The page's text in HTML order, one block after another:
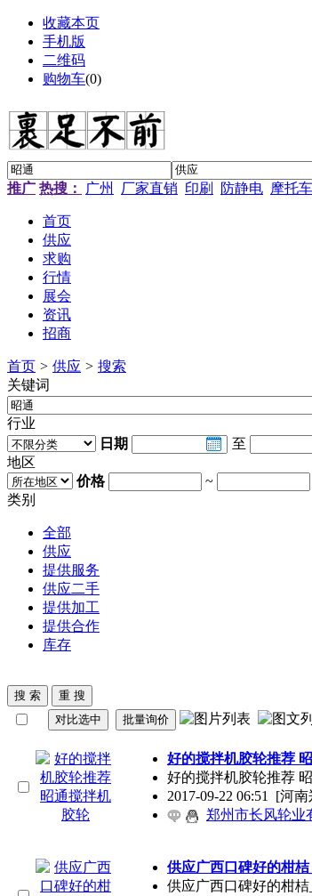
收藏本页
手机版
二维码
购物车(0)
推广 热搜： 广州 厂家直销 印刷 防静电 摩托车
首页
供应
求购
行情
展会
资讯
招商
首页 > 供应 > 搜索
关键词
行业
日期
至
地区
价格
~
类别
全部
供应
提供服务
供应二手
提供加工
提供合作
库存
好的搅拌机胶轮推荐
好的搅拌机胶轮推荐
2017-09-22 06:51 [河南
郑州市长风轮业
供应广西口碑好的柑桔_
供应广西口碑好的柑桔_